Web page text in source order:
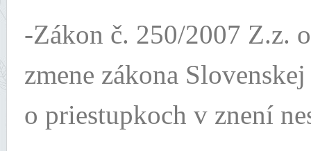
-Zákon č. 250/2007 Z.z.
zmene zákona
o priestupkoch v znení